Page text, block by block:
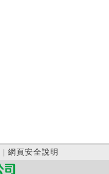
| 網頁安全說明